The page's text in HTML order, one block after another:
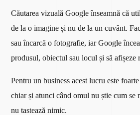
Căutarea vizuală Google înseamnă că
de la o imagine și nu de la un cuvânt.
sau încarcă o fotografie, iar Google
produsul, obiectul sau locul și să afișeze
Pentru un business acest lucru este
chiar și atunci când omul nu știe cum se
nu tastează nimic.